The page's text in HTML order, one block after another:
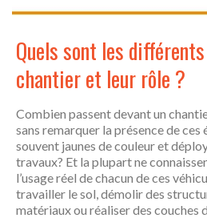
Quels sont les
chantier et leur rôle ?
Combien passent devant un
sans remarquer la présence de ces
souvent jaunes de couleur et
travaux? Et la plupart ne
l’usage réel de chacun de ces
travailler le sol, démolir des
matériaux ou réaliser des couches